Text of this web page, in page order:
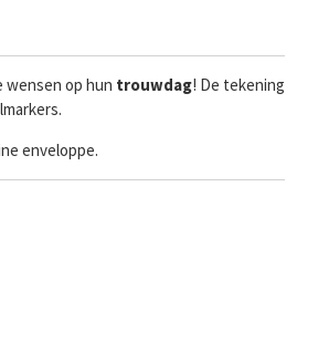
wensen op hun trouwdag! De tekening
enveloppe.